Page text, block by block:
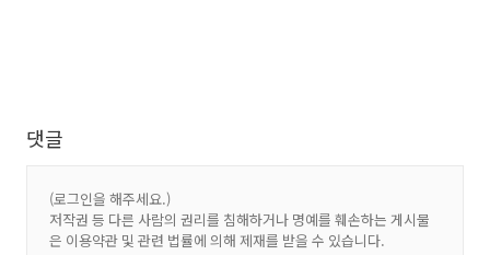
댓글